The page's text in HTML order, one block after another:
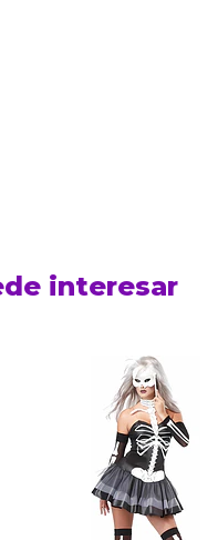
interesar